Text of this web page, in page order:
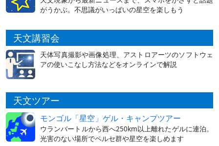
がうかぶ。不思議がいっぱいの星空を楽しもう
天文講習会
天体写真撮影や画像処理、アストロアーツのソフトウェ
アの使いこなし方法などをオンラインで解説
天文ツアー
モンゴル「星空」ゲル・キャンプツアー
ウランバートルから西へ250km以上離れたゲルに連泊。
光害のない場所でペルセ群や星空を楽しめます